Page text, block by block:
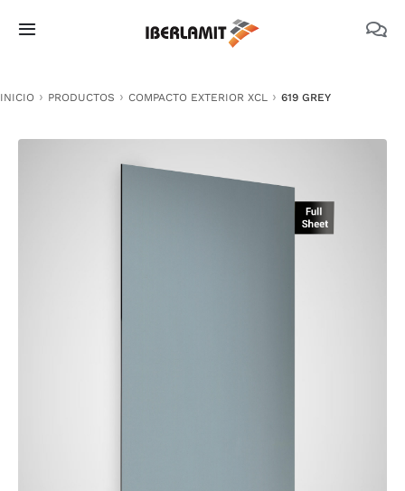
Toggle
NOSOTROS
INICIO PRODUCTOS COMPACTO EXTERIOR XCL 619 GREY